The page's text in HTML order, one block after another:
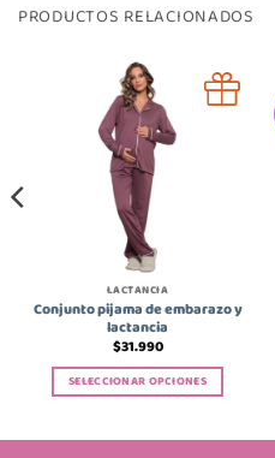
PRODUCTOS RELACIONADOS
LACTANCIA
Conjunto pijama de embarazo y
lactancia
$31.990
SELECCIONAR OPCIONES